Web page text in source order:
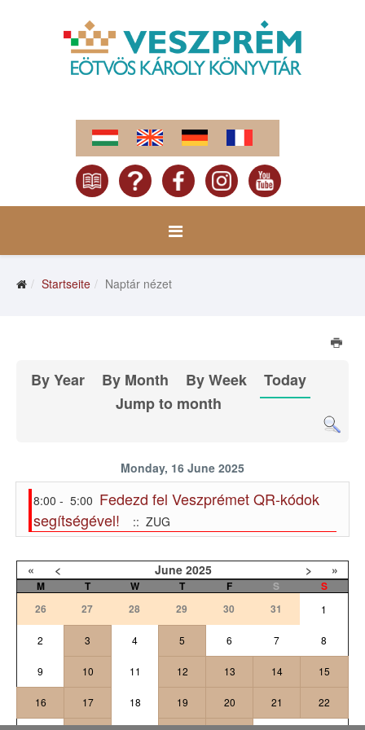
Startseite Naptár nézet
By Year By Month By Week
Today
Jump to month
Monday, 16 June 2025
8:00 - 5:00 Fedezd fel Veszprémet QR-kódok
segítségével!
:: ZUG
« < June 2025 > »
M T W T F S
S
26
27 28 29 30 31 1
2 3 4 5 6 7 8
9 10 11 12 13 14 15
16 17 18 19 20 21 22